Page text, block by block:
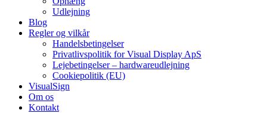
Udlejning
Blog
Regler og vilkår
Handelsbetingelser
Privatlivspolitik for Visual Display ApS
Lejebetingelser – hardwareudlejning
Cookiepolitik (EU)
VisualSign
Om os
Kontakt